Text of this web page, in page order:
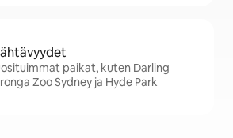
paikat, kuten Darling
Zoo Sydney ja Hyde Park